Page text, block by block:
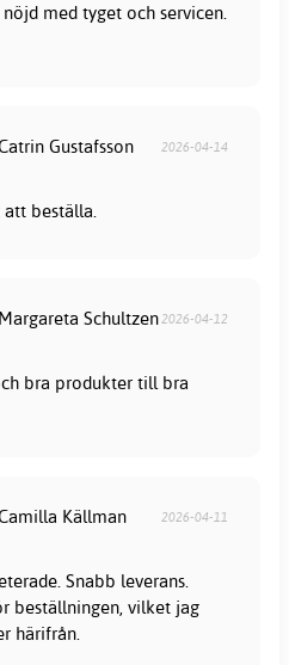
med tyget och servicen.
Gustafsson 2026-04-14
att beställa.
Schultzen2026-04-12
bra produkter till bra
Källman 2026-04-11
Snabb leverans.
beställningen, vilket jag
härifrån.